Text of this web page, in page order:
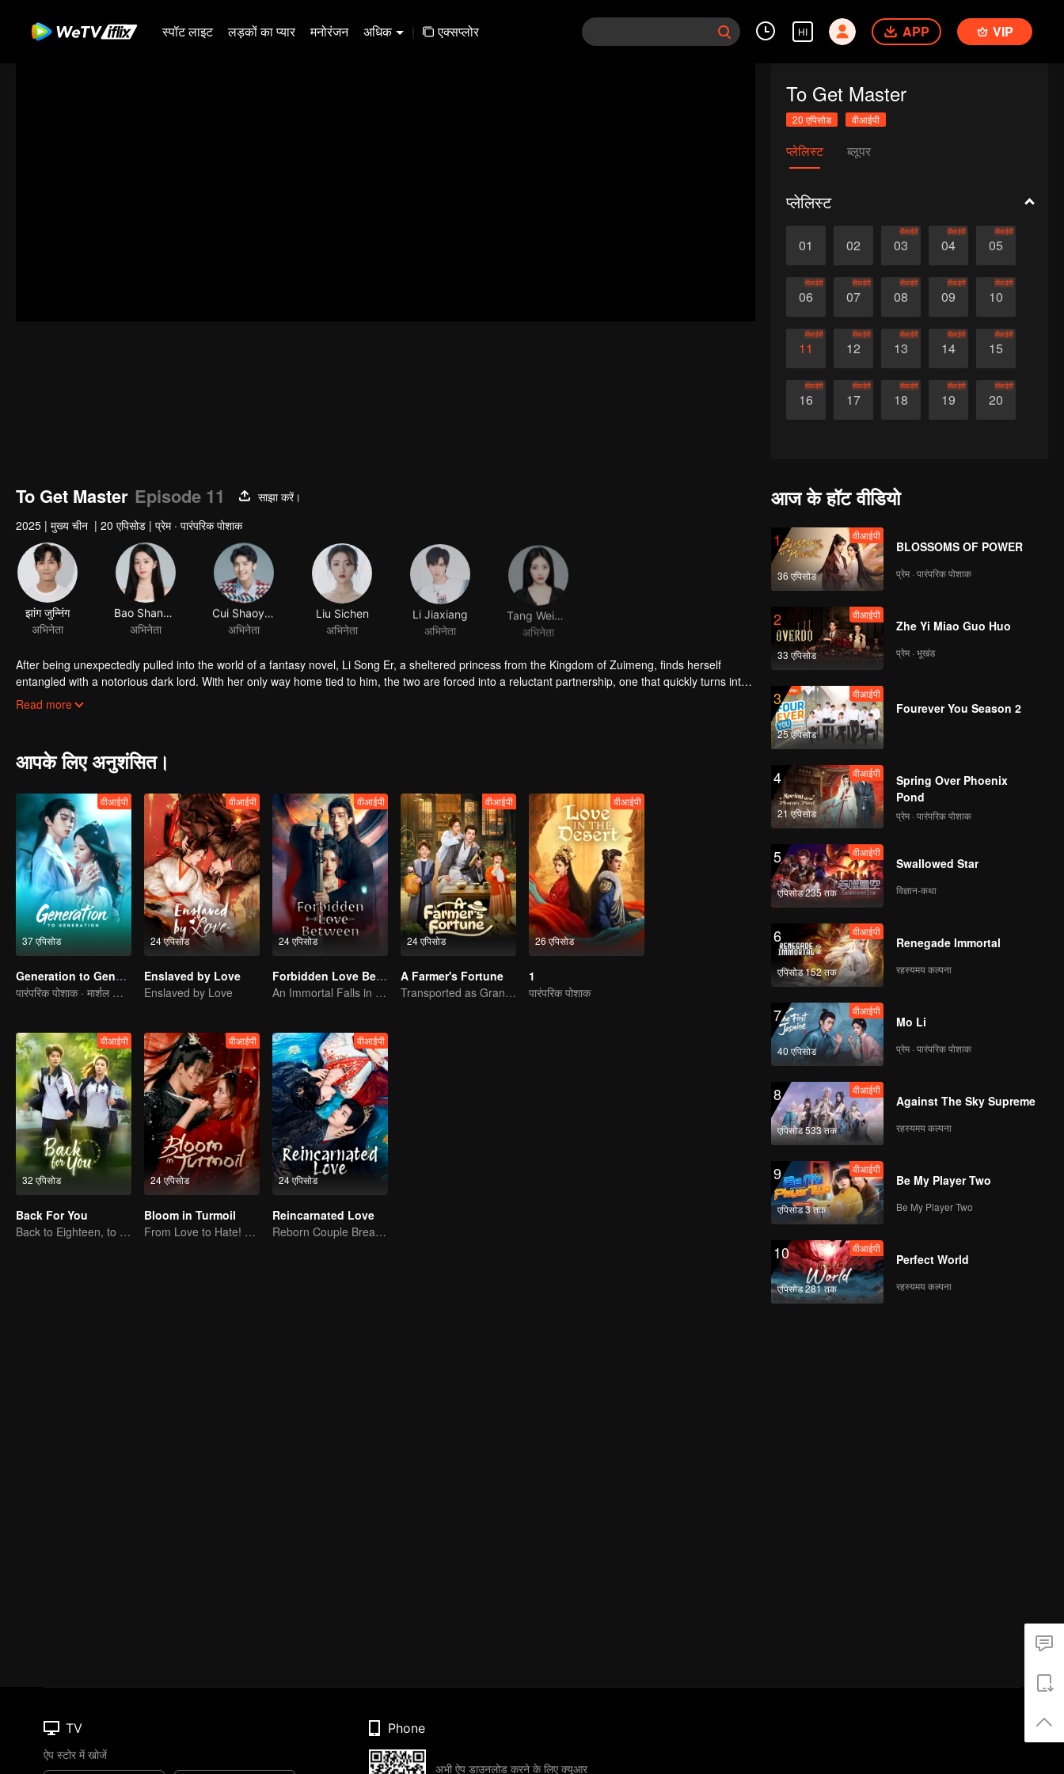
स्पॉट लाइट लड़कों का प्यार मनोरंजन अधिक | एक्सप्लोर HI APP VIP
To Get Master
20 एपिसोड वीआईपी
प्लेलिस्ट ब्लूपर
प्लेलिस्ट
01 02 03
वीआईपी
04
वीआईपी
05
वीआईपी
06
वीआईपी
07
वीआईपी
08
वीआईपी
09
वीआईपी
10
वीआईपी
11
वीआईपी
12
वीआईपी
13
वीआईपी
14
वीआईपी
15
वीआईपी
16
वीआईपी
17
वीआईपी
18
वीआईपी
19
वीआईपी
20
वीआईपी
To Get Master Episode 11
साझा करें।
2025 | मुख्य चीन | 20 एपिसोड | प्रेम · पारंपरिक पोशाक
झांग जुन्निंग
अभिनेता
Bao Shangen
अभिनेता
Cui Shaoyang
अभिनेता
Liu Sichen
अभिनेता
Li Jiaxiang
अभिनेता
अभिनेता
After being unexpectedly pulled into the world of a fantasy novel, Li Song Er, a sheltered princess from the Kingdom of Zuimeng, finds herself
entangled with a notorious dark lord. With her only way home tied to him, the two are forced into a reluctant partnership, one that quickly turns into
a passionate and turbulent love-hate journey.
Read more
आपके लिए अनुशंसित।
37 एपिसोड
वीआईपी
Generation to Generation
पारंपरिक पोशाक · मार्शल आर्ट्स।
24 एपिसोड
वीआईपी
Enslaved by Love
Enslaved by Love
24 एपिसोड
वीआईपी
Forbidden Love Between
An Immortal Falls in Love With a Witch
24 एपिसोड
वीआईपी
A Farmer's Fortune
Transported as Granny, Rewrite the Fate!
26 एपिसोड
वीआईपी
1
पारंपरिक पोशाक
32 एपिसोड
वीआईपी
Back For You
Back to Eighteen, to Save His White Moonlight
24 एपिसोड
वीआईपी
Bloom in Turmoil
From Love to Hate! Sisterhood Rising for Revenge
24 एपिसोड
वीआईपी
Reincarnated Love
Reborn Couple Breaks the Ten-Life Doom
आज के हॉट वीडियो
1
36 एपिसोड
वीआईपी
BLOSSOMS OF POWER
प्रेम · पारंपरिक पोशाक
2
33 एपिसोड
वीआईपी
Zhe Yi Miao Guo Huo
प्रेम · भूखंड
3
25 एपिसोड
वीआईपी
Fourever You Season 2
4
21 एपिसोड
वीआईपी
Spring Over Phoenix
Pond
प्रेम · पारंपरिक पोशाक
5
एपिसोड 235 तक
वीआईपी
Swallowed Star
विज्ञान-कथा
6
एपिसोड 152 तक
वीआईपी
Renegade Immortal
रहस्यमय कल्पना
7
40 एपिसोड
वीआईपी
Mo Li
प्रेम · पारंपरिक पोशाक
8
एपिसोड 533 तक
वीआईपी
Against The Sky Supreme
रहस्यमय कल्पना
9
एपिसोड 3 तक
वीआईपी
Be My Player Two
Be My Player Two
10
एपिसोड 281 तक
वीआईपी
Perfect World
रहस्यमय कल्पना
TV
ऐप स्टोर में खोजें
Phone
अभी ऐप डाउनलोड करने के लिए क्यूआर